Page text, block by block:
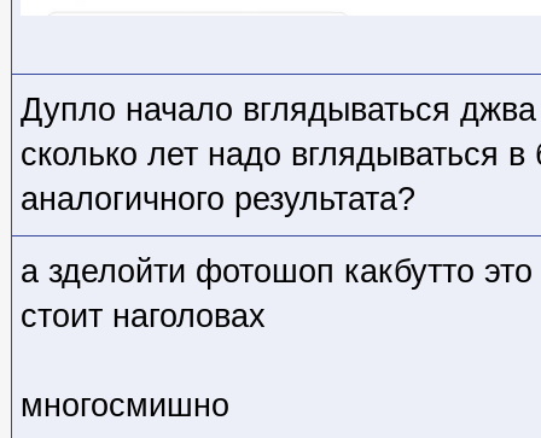
Дупло начало вглядываться
сколько лет надо вглядываться
аналогичного результата?
а зделойти фотошоп какбутто
стоит наголовах
многосмишно